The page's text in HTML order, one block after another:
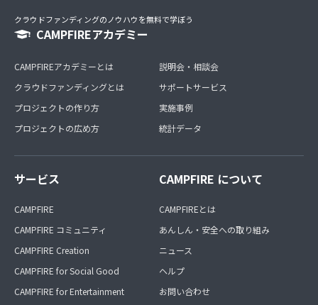
クラウドファンディングのノウハウを無料で学ぼう
CAMPFIREアカデミー
CAMPFIREアカデミーとは
クラウドファンディングとは
プロジェクトの作り方
プロジェクトの広め方
説明会・相談会
サポートサービス
実施事例
統計データ
サービス
CAMPFIRE
CAMPFIRE コミュニティ
CAMPFIRE Creation
CAMPFIRE for Social Good
CAMPFIRE for Entertainment
CAMPFIRE について
CAMPFIREとは
あんしん・安全への取り組み
ニュース
ヘルプ
お問い合わせ